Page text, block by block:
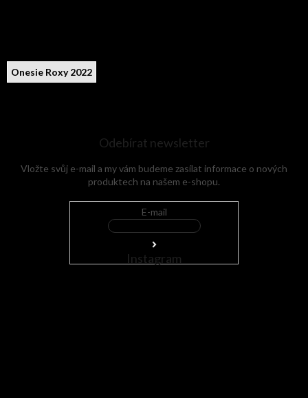
Onesie Roxy 2022
Odebírat newsletter
Vložte svůj e-mail a my vám budeme zasílat informace o nových
produktech na našem e-shopu.
E-mail
Instagram